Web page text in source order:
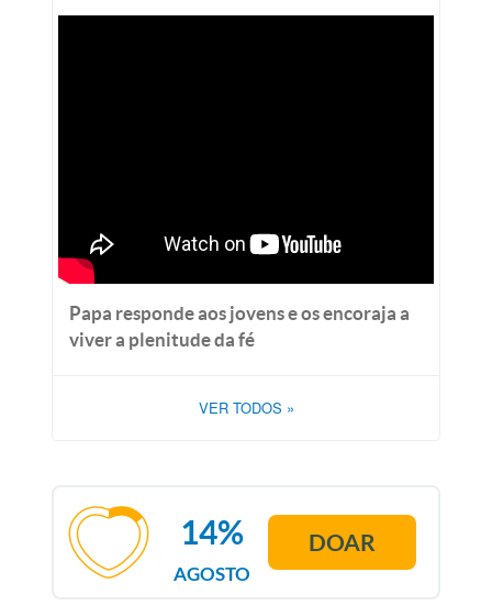
Papa responde aos jovens e os encoraja a
viver a plenitude da fé
VER TODOS »
AGOSTO
14% DOAR